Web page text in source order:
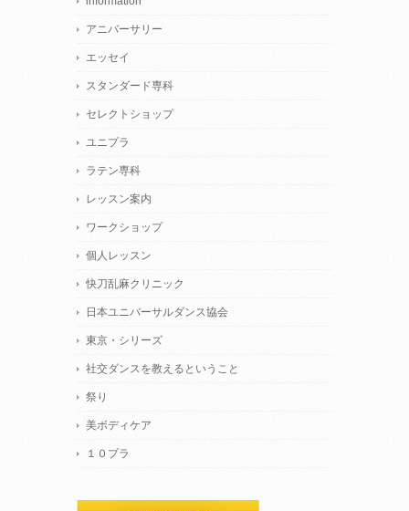
アニバーサリー
エッセイ
スタンダード専科
セレクトショップ
ユニプラ
ラテン専科
レッスン案内
ワークショップ
個人レッスン
快刀乱麻クリニック
日本ユニバーサルダンス協会
東京・シリーズ
社交ダンスを教えるということ
祭り
美ボディケア
１０プラ